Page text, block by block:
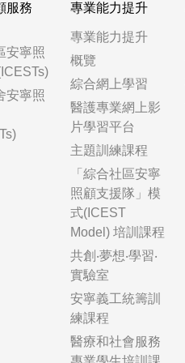
服務
安寧照
安寧照
專業能力提升
專業能力提升
概覽
綜合網上學習
醫護專業網上影
片學習平台
主題訓練課程
「綜合社區安寧
照顧支援隊」模
式(ICEST
Model) 培訓課程
共創‧夢想‧學習‧
實驗室
安寧義工統籌訓
練課程
醫療和社會服務